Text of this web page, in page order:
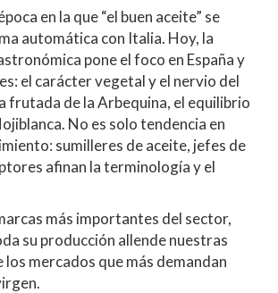
en la que “el buen aceite” se
automática con Italia. Hoy, la
pone el foco en España y
el carácter vegetal y el nervio del
frutada de la Arbequina, el equilibrio
No es solo tendencia en
sumilleres de aceite, jefes de
afinan la terminología y el
más importantes del sector,
su producción allende nuestras
mercados que más demandan